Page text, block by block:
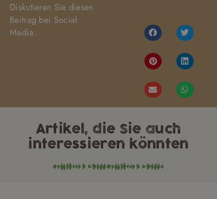
Diskutieren Sie diesen
Beitrag bei Social
Media:
Artikel, die Sie auch
interessieren könnten